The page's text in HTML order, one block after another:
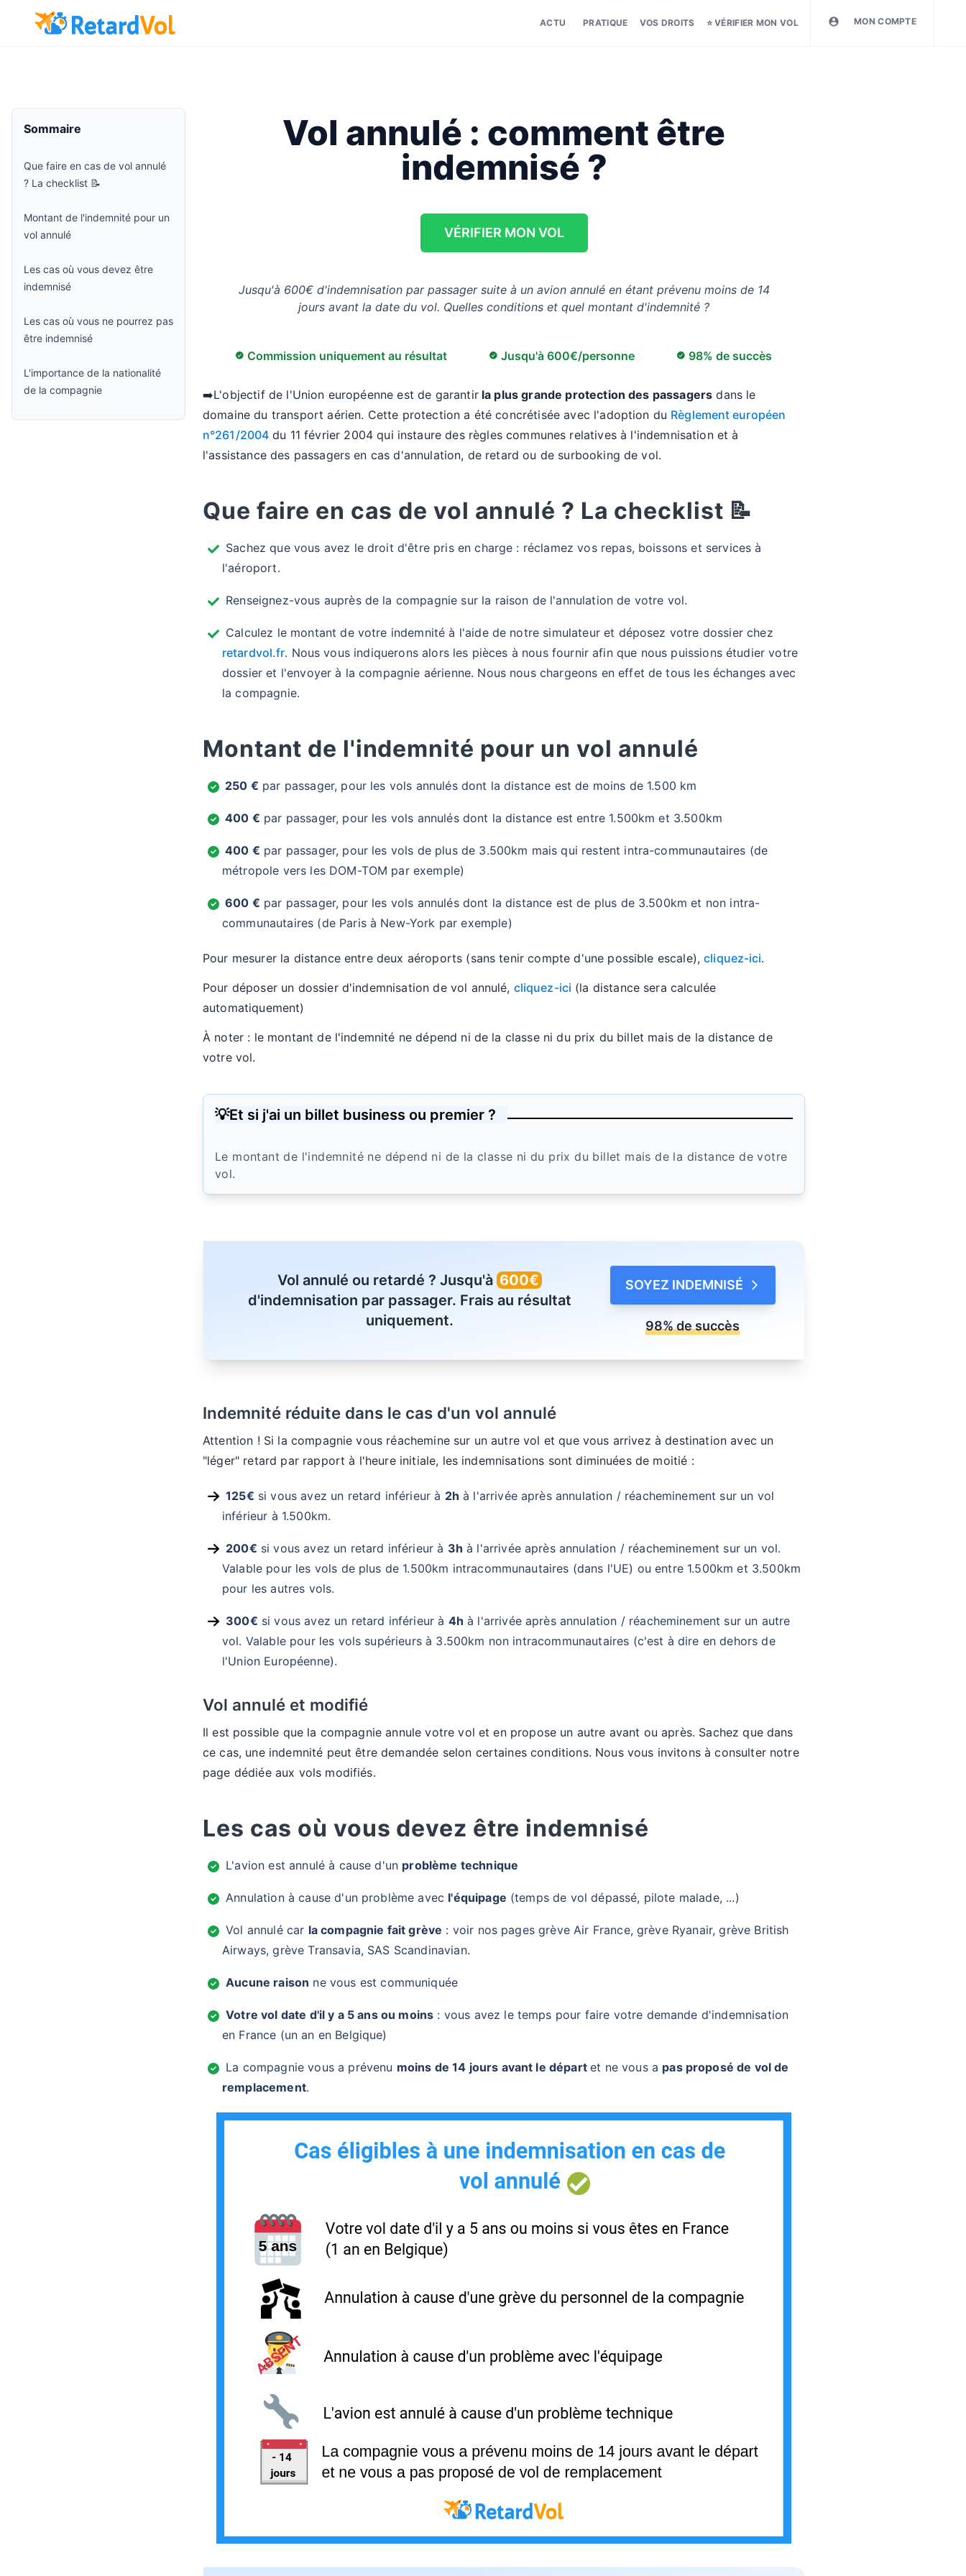
ACTU PRATIQUE VOS DROITS ⭐ VÉRIFIER MON VOL MON COMPTE
Sommaire
Que faire en cas de vol annulé
? La checklist 📝
Montant de l'indemnité pour un
vol annulé
Les cas où vous devez être
indemnisé
Les cas où vous ne pourrez pas
être indemnisé
L'importance de la nationalité
de la compagnie
Vol annulé : comment être
indemnisé ?
VÉRIFIER MON VOL
Jusqu'à 600€ d'indemnisation par passager suite à un avion annulé en étant prévenu moins de 14
jours avant la date du vol. Quelles conditions et quel montant d'indemnité ?
Commission uniquement au résultat Jusqu'à 600€/personne 98% de succès
➡️L'objectif de l'Union européenne est de garantirla plus grande protection des passagers dans le
domaine du transport aérien. Cette protection a été concrétisée avec l'adoption du Règlement européen
n°261/2004 du 11 février 2004 qui instaure des règles communes relatives à l'indemnisation et à
l'assistance des passagers en cas d'annulation, de retard ou de surbooking de vol.
Que faire en cas de vol annulé ? La checklist 📝
Sachez que vous avez le droit d'être pris en charge : réclamez vos repas, boissons et services à
l'aéroport.
Renseignez-vous auprès de la compagnie sur la raison de l'annulation de votre vol.
Calculez le montant de votre indemnité à l'aide de notre simulateur et déposez votre dossier chez
retardvol.fr. Nous vous indiquerons alors les pièces à nous fournir afin que nous puissions étudier votre
dossier et l'envoyer à la compagnie aérienne. Nous nous chargeons en effet de tous les échanges avec
la compagnie.
Montant de l'indemnité pour un vol annulé
250 € par passager, pour les vols annulés dont la distance est de moins de 1.500 km
400 € par passager, pour les vols annulés dont la distance est entre 1.500km et 3.500km
400 € par passager, pour les vols de plus de 3.500km mais qui restent intra-communautaires (de
métropole vers les DOM-TOM par exemple)
600 € par passager, pour les vols annulés dont la distance est de plus de 3.500km et non intra-
communautaires (de Paris à New-York par exemple)
Pour mesurer la distance entre deux aéroports (sans tenir compte d'une possible escale),cliquez-ici.
Pour déposer un dossier d'indemnisation de vol annulé, cliquez-ici (la distance sera calculée
automatiquement)
À noter : le montant de l'indemnité ne dépend ni de la classe ni du prix du billet mais de la distance de
votre vol.
💡Et si j'ai un billet business ou premier ?
Le montant de l'indemnité ne dépend ni de la classe ni du prix du billet mais de la distance de votre
vol.
Vol annulé ou retardé ? Jusqu'à 600€
d'indemnisation par passager. Frais au résultat
uniquement.
SOYEZ INDEMNISÉ
98% de succès
Indemnité réduite dans le cas d'un vol annulé
Attention ! Si la compagnie vous réachemine sur un autre vol et que vous arrivez à destination avec un
"léger" retard par rapport à l'heure initiale, les indemnisations sont diminuées de moitié :
125€ si vous avez un retard inférieur à 2h à l'arrivée après annulation / réacheminement sur un vol
inférieur à 1.500km.
200€ si vous avez un retard inférieur à 3h à l'arrivée après annulation / réacheminement sur un vol.
Valable pour les vols de plus de 1.500km intracommunautaires (dans l'UE) ou entre 1.500km et 3.500km
pour les autres vols.
300€ si vous avez un retard inférieur à 4h à l'arrivée après annulation / réacheminement sur un autre
vol. Valable pour les vols supérieurs à 3.500km non intracommunautaires (c'est à dire en dehors de
l'Union Européenne).
Vol annulé et modifié
Il est possible que la compagnie annule votre vol et en propose un autre avant ou après. Sachez que dans
ce cas, une indemnité peut être demandée selon certaines conditions. Nous vous invitons à consulter notre
page dédiée aux vols modifiés.
Les cas où vous devez être indemnisé
L'avion est annulé à cause d'un problème technique
Annulation à cause d'un problème avec l'équipage (temps de vol dépassé, pilote malade, ...)
Vol annulé car la compagnie fait grève : voir nos pages grève Air France, grève Ryanair, grève British
Airways, grève Transavia, SAS Scandinavian.
Aucune raison ne vous est communiquée
Votre vol date d'il y a 5 ans ou moins : vous avez le temps pour faire votre demande d'indemnisation
en France (un an en Belgique)
La compagnie vous a prévenu moins de 14 jours avant le départet ne vous a pas proposé de vol de
remplacement.